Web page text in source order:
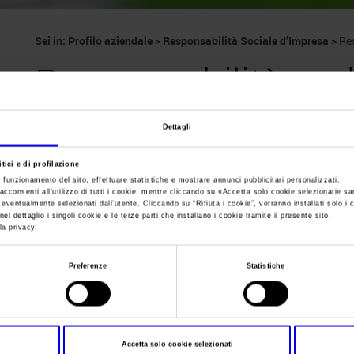
Dettagli
e di profilazione
del sito, effettuare statistiche e mostrare annunci pubblicitari personalizzati.
all’utilizzo di tutti i cookie, mentre cliccando su «Accetta solo cookie selezionati»
selezionati dall’utente. Cliccando su “Rifiuta i cookie”, verranno installati solo i
dettaglio i singoli cookie e le terze parti che installano i cookie tramite il presente sito.
privacy.
Preferenze Statistiche
Accetta solo cookie selezionati
Sei in: Profilo aziendale> Responsabilità Sociale d’Impresa >
Responsabilità
Veronafiereha scelto di sviluppare unmodello di business
È infatti la prima fiera in Italia ad aver ricevuto lacertificazione
Produce energia pulita da oltre 2mila metri quadri di
supera il70%del totale.
In 10 anni è stato raggiunto l’obiettivo di una riduzione dei
17 per cento.